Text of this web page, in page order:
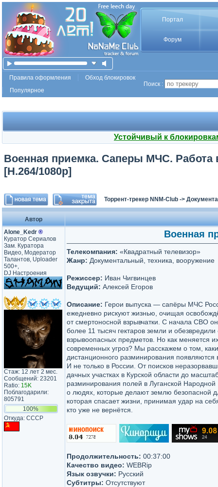
Портал
Форум
Правила оформления
Обход блокировок
Популярное
Поиск :
Устойчивый к
Военная приемка. Саперы МЧС. Работа
[H.264/1080p]
Торрент-трекер NNM-Club ->
Автор
Alone_Kedr ®
Куратор Сериалов
Зам. Куратора
Видео, Модератор
Талантов, Uploader
500+,
DJ Настроения
Стаж: 12 лет 2 мес.
Сообщений: 23201
Ratio: 15K
Поблагодарили:
805791
100%
Откуда: CCCP
Военная
Телекомпания: «Квадратный телевизор»
Жанр: Документальный, техника, вооружение
Режиссер: Иван Чигвинцев
Ведущий: Алексей Егоров
Описание: Герои выпуска — сапёры МЧС
ежедневно рискуют жизнью, очищая
от смертоносной взрывчатки. С начала СВО
более 11 тысяч гектаров земли и
взрывоопасных предметов. Но как меняется
современных угроз? Мы расскажем о том,
дистанционного разминирования
И не только в России. От поисков
дачных участках в Курской области до
разминирования полей в Луганской
о людях, которые делают землю безопасной
которая спасает жизни, принимая удар на
кто уже не вернётся.
Продолжительность: 00:37:00
Качество видео: WEBRip
Язык озвучки: Русский
Субтитры: Отсутствуют